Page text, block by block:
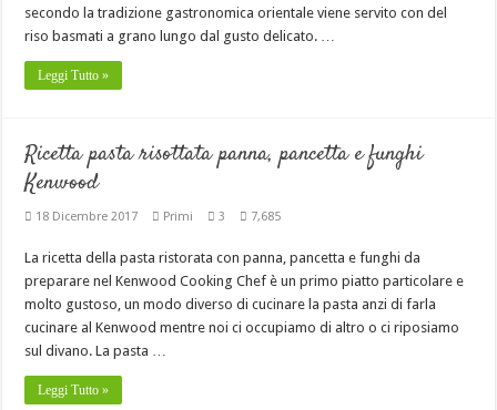
secondo la tradizione gastronomica orientale viene servito con del
riso basmati a grano lungo dal gusto delicato. …
Leggi Tutto »
Ricetta pasta risottata panna, pancetta e funghi
Kenwood
18 Dicembre 2017 Primi 3 7,685
La ricetta della pasta ristorata con panna, pancetta e funghi da
preparare nel Kenwood Cooking Chef è un primo piatto particolare e
molto gustoso, un modo diverso di cucinare la pasta anzi di farla
cucinare al Kenwood mentre noi ci occupiamo di altro o ci riposiamo
sul divano. La pasta …
Leggi Tutto »